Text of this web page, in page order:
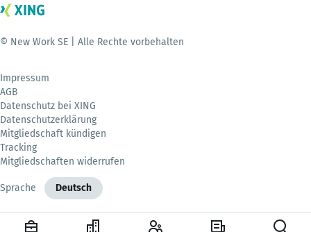
© New Work SE | Alle Rechte vorbehalten
Impressum
AGB
Datenschutz bei XING
Datenschutzerklärung
Mitgliedschaft kündigen
Tracking
Mitgliedschaften widerrufen
Sprache Deutsch